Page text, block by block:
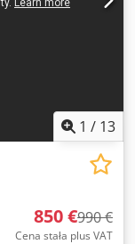
od ceny 4,20
wahaniami)
1 / 13
850 €990 €
Cena stała plus VAT